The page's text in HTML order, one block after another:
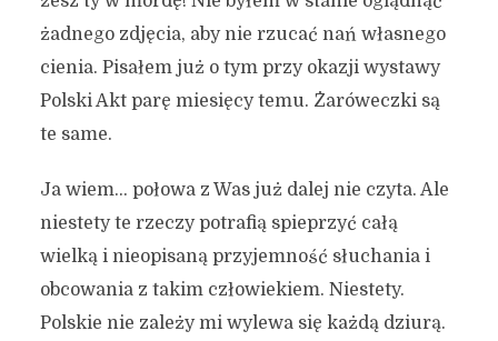
żadnego zdjęcia, aby nie rzucać nań własnego
cienia. Pisałem już o tym przy okazji wystawy
Polski Akt parę miesięcy temu. Żaróweczki są
te same.
Ja wiem… połowa z Was już dalej nie czyta. Ale
niestety te rzeczy potrafią spieprzyć całą
wielką i nieopisaną przyjemność słuchania i
obcowania z takim człowiekiem. Niestety.
Polskie nie zależy mi wylewa się każdą dziurą.